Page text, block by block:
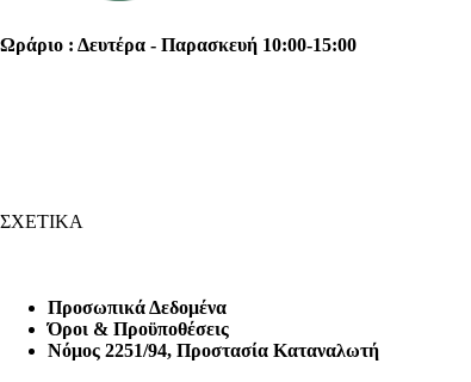
Ωράριο : Δευτέρα - Παρασκευή 10:00-15:00
ΣΧΕΤΙΚΑ
Προσωπικά Δεδομένα
Όροι & Προϋποθέσεις
Nόμος 2251/94, Προστασία Καταναλωτή